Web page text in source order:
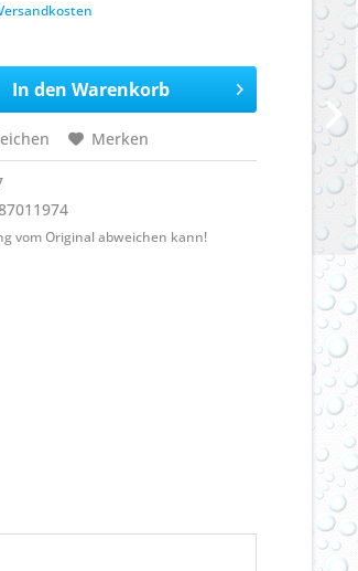
In den Warenkorb
Merken
vom Original abweichen kann!